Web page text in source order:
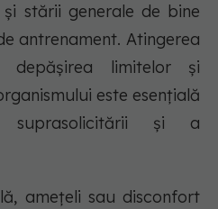
stării generale de bine
antrenament. Atingerea
depășirea limitelor și
este esențială
suprasolicitării și a
amețeli sau disconfort